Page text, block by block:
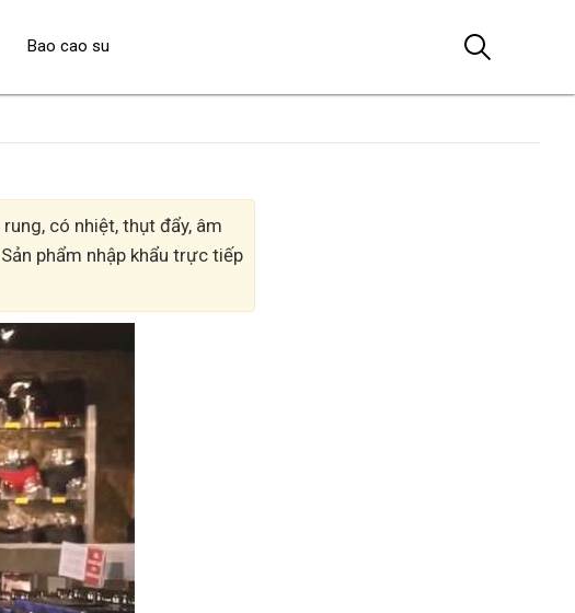
có nhiệt, thụt đẩy, âm
phẩm nhập khẩu trực tiếp
Bao cao su